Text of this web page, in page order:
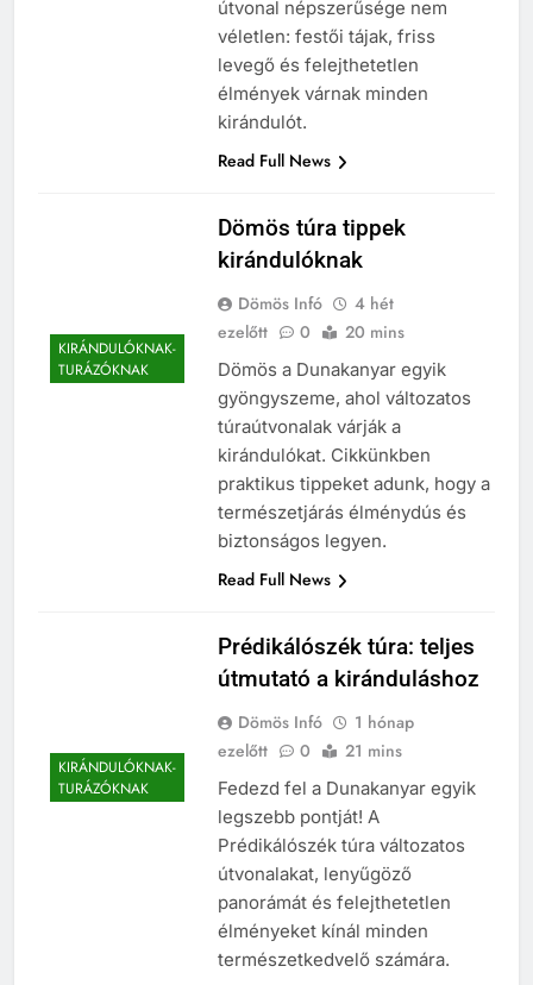
útvonal népszerűsége nem
véletlen: festői tájak, friss
levegő és felejthetetlen
élmények várnak minden
kirándulót.
Read Full News
KIRÁNDULÓKNAK-
TURÁZÓKNAK
Dömös túra tippek
kirándulóknak
Dömös Infó
4 hét
ezelőtt
0 20 mins
Dömös a Dunakanyar egyik
gyöngyszeme, ahol változatos
túraútvonalak várják a
kirándulókat. Cikkünkben
praktikus tippeket adunk, hogy a
természetjárás élménydús és
biztonságos legyen.
Read Full News
KIRÁNDULÓKNAK-
TURÁZÓKNAK
Prédikálószék túra: teljes
útmutató a kiránduláshoz
Dömös Infó
1 hónap
ezelőtt
0 21 mins
Fedezd fel a Dunakanyar egyik
legszebb pontját! A
Prédikálószék túra változatos
útvonalakat, lenyűgöző
panorámát és felejthetetlen
élményeket kínál minden
természetkedvelő számára.